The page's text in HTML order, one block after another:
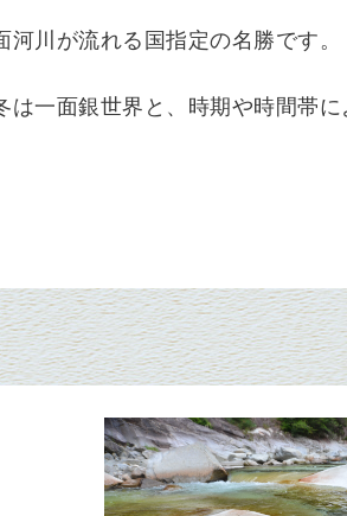
川が流れる国指定の名勝です。
一面銀世界と、時期や時間帯